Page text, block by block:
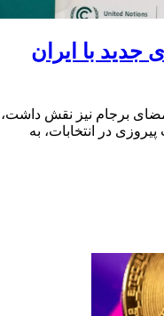
با ایران
برجام نیز نقش داشت،
در انتخابات، به